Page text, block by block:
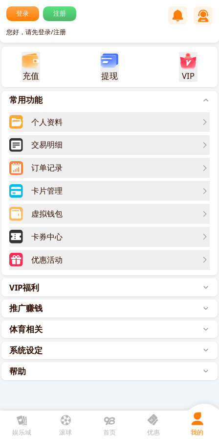
登录 注册
您好，请先登录/注册
充值 提现 VIP
常用功能
个人资料
交易明细
VIP福利
推广赚钱
体育相关
系统设定
帮助
娱乐城 滚球 优惠 我的